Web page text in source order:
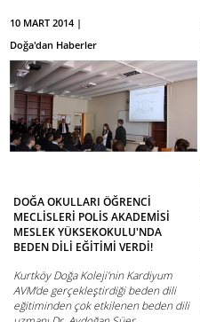
10 MART 2014 |
Doğa'dan Haberler
DOĞA OKULLARI ÖĞRENCİ
MECLİSLERİ POLİS AKADEMİSİ
MESLEK YÜKSEKOKULU'NDA
BEDEN DİLİ EĞİTİMİ VERDİ!
Kurtköy Doğa Koleji'nin Kardiyum
AVM’de gerçekleştirdiği beden dili
eğitiminden çok etkilenen beden dili